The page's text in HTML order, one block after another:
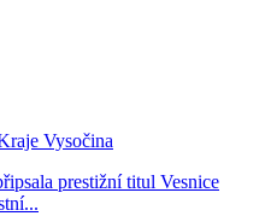
Vysočina
prestižní titul Vesnice